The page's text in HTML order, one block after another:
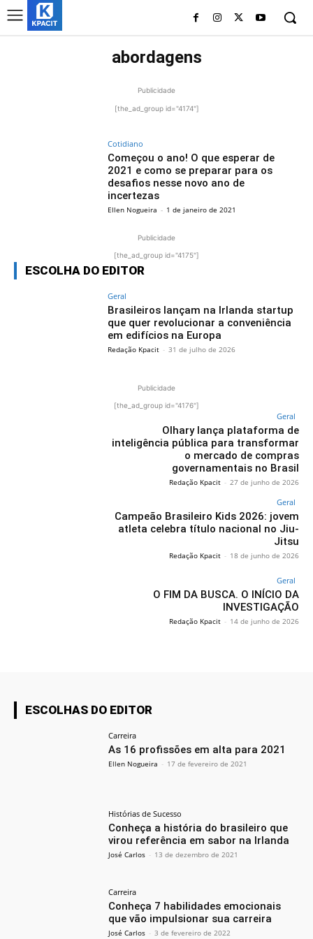
abordagens
Publicidade
[the_ad_group id="4174"]
Cotidiano
Começou o ano! O que esperar de
2021 e como se preparar para os
desafios nesse novo ano de
incertezas
Ellen Nogueira - 1 de janeiro de 2021
Publicidade
[the_ad_group id="4175"]
ESCOLHA DO EDITOR
Geral
Brasileiros lançam na Irlanda startup
que quer revolucionar a conveniência
em edifícios na Europa
Redação Kpacit - 31 de julho de 2026
Publicidade
[the_ad_group id="4176"]
Geral
Olhary lança plataforma de
inteligência pública para transformar
o mercado de compras
governamentais no Brasil
Redação Kpacit - 27 de junho de 2026
Geral
Campeão Brasileiro Kids 2026: jovem
atleta celebra título nacional no Jiu-
Jitsu
Redação Kpacit - 18 de junho de 2026
Geral
O FIM DA BUSCA. O INÍCIO DA
INVESTIGAÇÃO
Redação Kpacit - 14 de junho de 2026
ESCOLHAS DO EDITOR
Carreira
As 16 profissões em alta para 2021
Ellen Nogueira - 17 de fevereiro de 2021
Histórias de Sucesso
Conheça a história do brasileiro que
virou referência em sabor na Irlanda
José Carlos - 13 de dezembro de 2021
Carreira
Conheça 7 habilidades emocionais
que vão impulsionar sua carreira
José Carlos - 3 de fevereiro de 2022